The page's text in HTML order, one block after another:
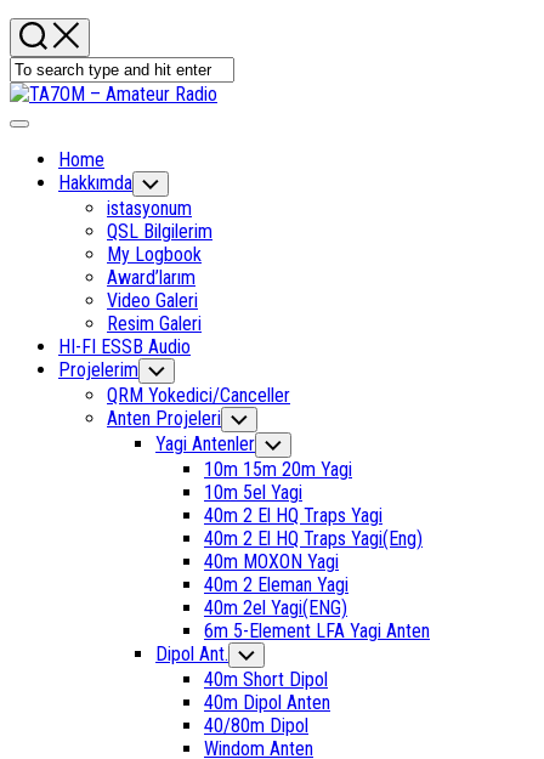
Expand
Home
Hakkımda Toggle
Child
Menu
istasyonum
QSL Bilgilerim
My Logbook
Award’larım
Video Galeri
Resim Galeri
HI-FI ESSB Audio
Current
Page
Parent
Projelerim Toggle
Child
Menu
QRM Yokedici/Canceller
Current
Page
Anten Projeleri Toggle
Child
Menu
Yagi Antenler Toggle
Child
Menu
10m 15m 20m Yagi
10m 5el Yagi
40m 2 El HQ Traps Yagi
40m 2 El HQ Traps Yagi(Eng)
40m MOXON Yagi
40m 2 Eleman Yagi
40m 2el Yagi(ENG)
6m 5-Element LFA Yagi Anten
Dipol Ant. Toggle
Child
Menu
40m Short Dipol
40m Dipol Anten
40/80m Dipol
Windom Anten